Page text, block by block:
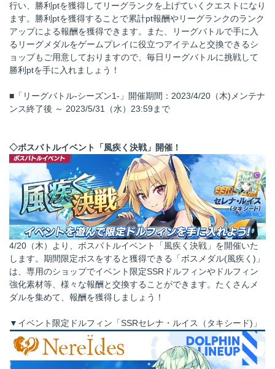
行い、勝利ptを獲得してリーグランクを上げていくクエストになり
ます。勝利ptを獲得することで累計pt報酬やリーグランクのランク
アップによる報酬を獲得できます。また、リーグバトルで手に入
るリーグメダルをゲームプレイに役立つアイテムと交換できるシ
ョップもご用意しておりますので、毎日リーグバトルに挑戦して
勝利ptを手に入れましょう！
■「リーグバトル-シーズン1-」開催期間：2023/4/20（木)メンテナ
ンス終了後 ～ 2023/5/31（水）23:59まで
◇ボスバトルイベント「風疾く決戦」開催！
4/20（木）より、ボスバトルイベント「風疾く決戦」を開催いた
します。期間限定ボスをすると獲得できる「ボスメダル(風疾く)」
は、専用のショップでイベント限定SSRドルフィンやドルフィン
強化素材等、様々な報酬と交換することができます。たくさんメ
ダルを集めて、報酬を獲得しましょう！
▼イベント限定ドルフィン「SSRセレナ・ルイス（タキシード)」